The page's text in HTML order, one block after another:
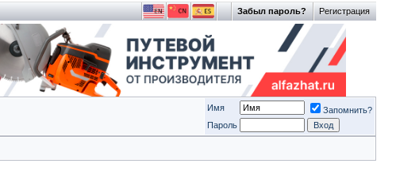
Регистрация
Забыл пароль?
Имя
Запомнить?
Пароль